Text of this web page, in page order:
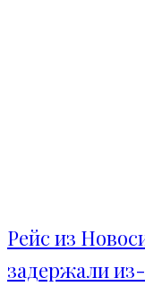
Рейс из
задержали